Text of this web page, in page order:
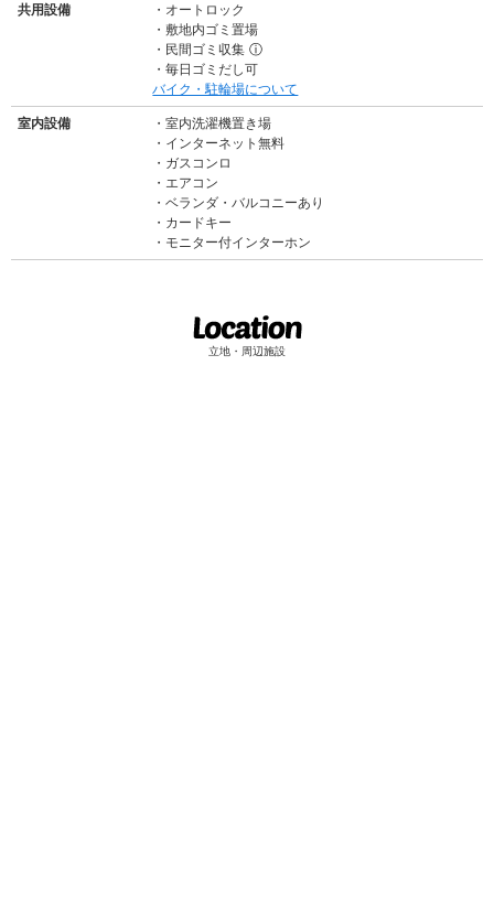
共用設備
オートロック
敷地内ゴミ置場
民間ゴミ収集 ⓘ
毎日ゴミだし可
バイク・駐輪場について
室内設備
室内洗濯機置き場
インターネット無料
ガスコンロ
エアコン
ベランダ・バルコニーあり
カードキー
モニター付インターホン
立地・周辺施設